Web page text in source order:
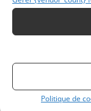
Politique de
Publié: 28 février